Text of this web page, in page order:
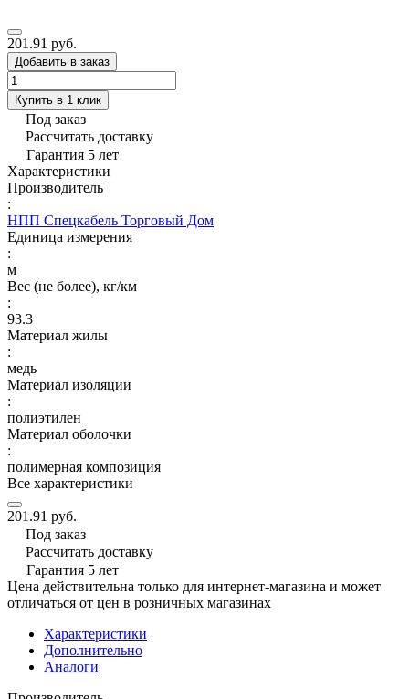
201.91 руб.
Добавить в заказ
Купить в 1 клик
Под заказ
Рассчитать доставку
Гарантия 5 лет
Характеристики
Производитель
:
НПП Спецкабель Торговый Дом
Единица измерения
:
м
Вес (не более), кг/км
:
93.3
Материал жилы
:
медь
Материал изоляции
:
полиэтилен
Материал оболочки
:
полимерная композиция
Все характеристики
201.91 руб.
Под заказ
Рассчитать доставку
Гарантия 5 лет
Цена действительна только для интернет-магазина и может
отличаться от цен в розничных магазинах
Характеристики
Дополнительно
Аналоги